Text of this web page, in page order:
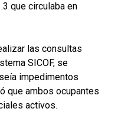
que circulaba en
las consultas
SICOF, se
impedimentos
que ambos ocupantes
activos.